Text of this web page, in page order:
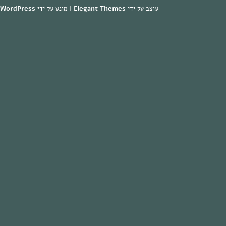
עוצב על ידי Elegant Themes | מונע על ידי WordPress